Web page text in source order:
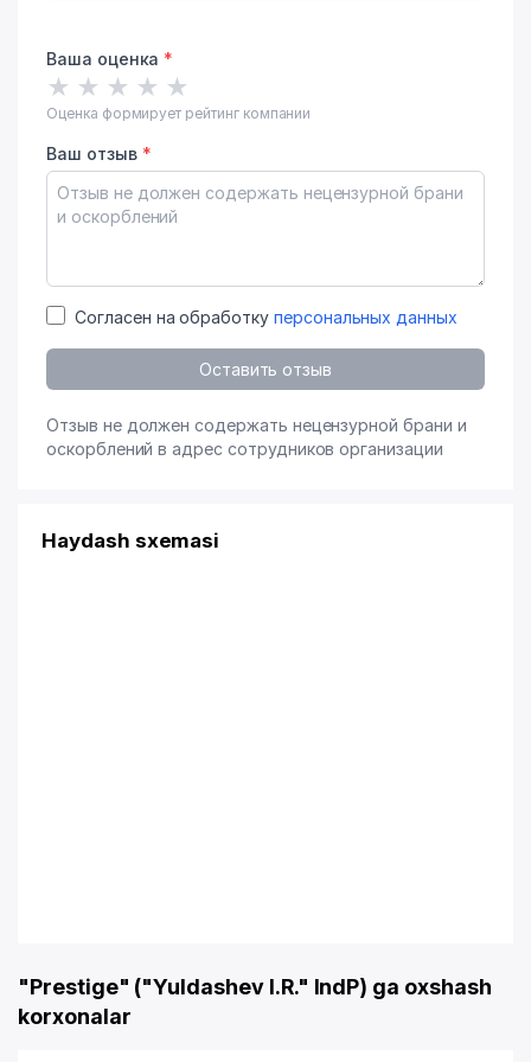
Ваша оценка *
★ ★ ★ ★ ★
Оценка формирует рейтинг компании
Ваш отзыв *
Согласен на обработку персональных данных
Оставить отзыв
Отзыв не должен содержать нецензурной брани и
оскорблений в адрес сотрудников организации
Haydash sxemasi
"Prestige" ("Yuldashev I.R." IndP) ga oxshash
korxonalar